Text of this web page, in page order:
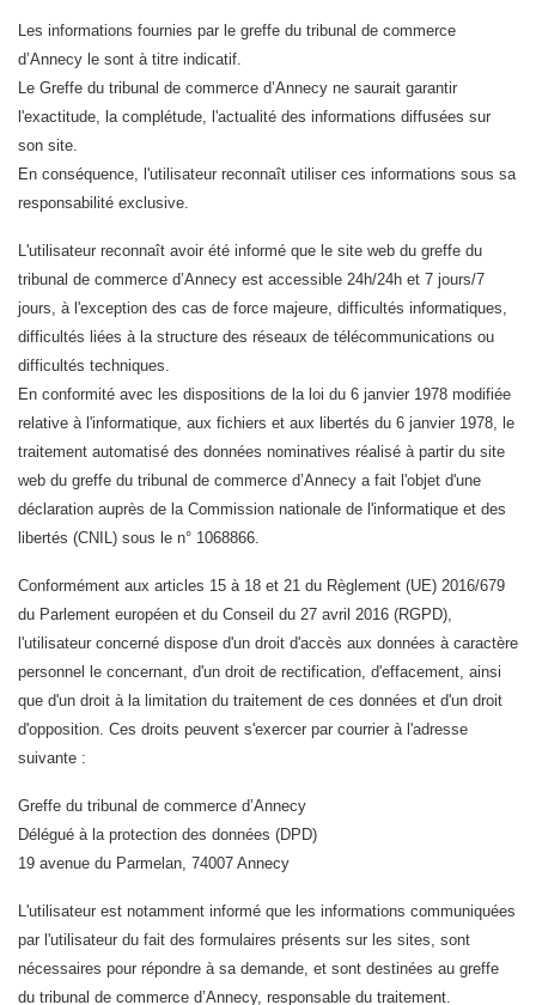
Les informations fournies par le greffe du tribunal de commerce
d’Annecy le sont à titre indicatif.
Le Greffe du tribunal de commerce d’Annecy ne saurait garantir
l'exactitude, la complétude, l'actualité des informations diffusées sur
son site.
En conséquence, l'utilisateur reconnaît utiliser ces informations sous sa
responsabilité exclusive.
L'utilisateur reconnaît avoir été informé que le site web du greffe du
tribunal de commerce d’Annecy est accessible 24h/24h et 7 jours/7
jours, à l'exception des cas de force majeure, difficultés informatiques,
difficultés liées à la structure des réseaux de télécommunications ou
difficultés techniques.
En conformité avec les dispositions de la loi du 6 janvier 1978 modifiée
relative à l'informatique, aux fichiers et aux libertés du 6 janvier 1978, le
traitement automatisé des données nominatives réalisé à partir du site
web du greffe du tribunal de commerce d’Annecy a fait l'objet d'une
déclaration auprès de la Commission nationale de l'informatique et des
libertés (CNIL) sous le n° 1068866.
Conformément aux articles 15 à 18 et 21 du Règlement (UE) 2016/679
du Parlement européen et du Conseil du 27 avril 2016 (RGPD),
l'utilisateur concerné dispose d'un droit d'accès aux données à caractère
personnel le concernant, d'un droit de rectification, d'effacement, ainsi
que d'un droit à la limitation du traitement de ces données et d'un droit
d'opposition. Ces droits peuvent s'exercer par courrier à l'adresse
suivante :
Greffe du tribunal de commerce d’Annecy
Délégué à la protection des données (DPD)
19 avenue du Parmelan, 74007 Annecy
L'utilisateur est notamment informé que les informations communiquées
par l'utilisateur du fait des formulaires présents sur les sites, sont
nécessaires pour répondre à sa demande, et sont destinées au greffe
du tribunal de commerce d’Annecy, responsable du traitement.